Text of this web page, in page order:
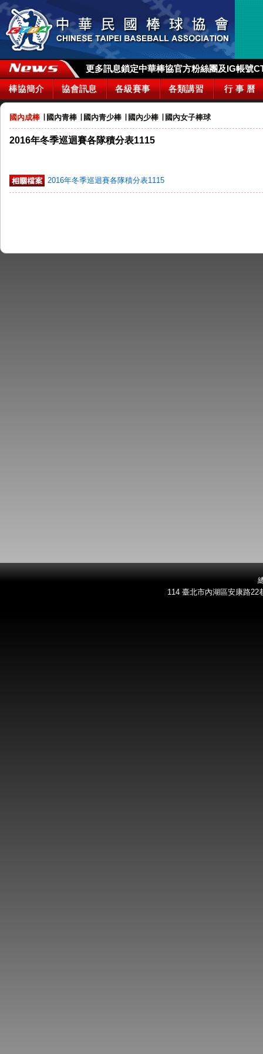
更多訊息鎖定中華棒協官方粉絲團及IG帳號
棒協簡介 協會訊息 各級賽事 各類講習 行 事 曆
國內成棒 國內青棒 國內青少棒 國內少棒 國內女子棒球
2016年冬季巡迴賽各隊積分表1115
2016年冬季巡迴賽各隊積分表1115
114 臺北市內湖區安康路22